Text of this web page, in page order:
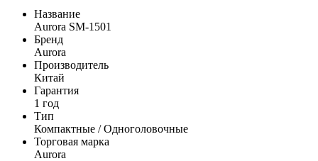
Название
Aurora SM-1501
Бренд
Aurora
Производитель
Китай
Гарантия
1 год
Тип
Компактные / Одноголовочные
Торговая марка
Aurora